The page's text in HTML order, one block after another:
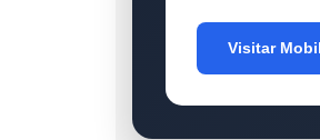
Visitar